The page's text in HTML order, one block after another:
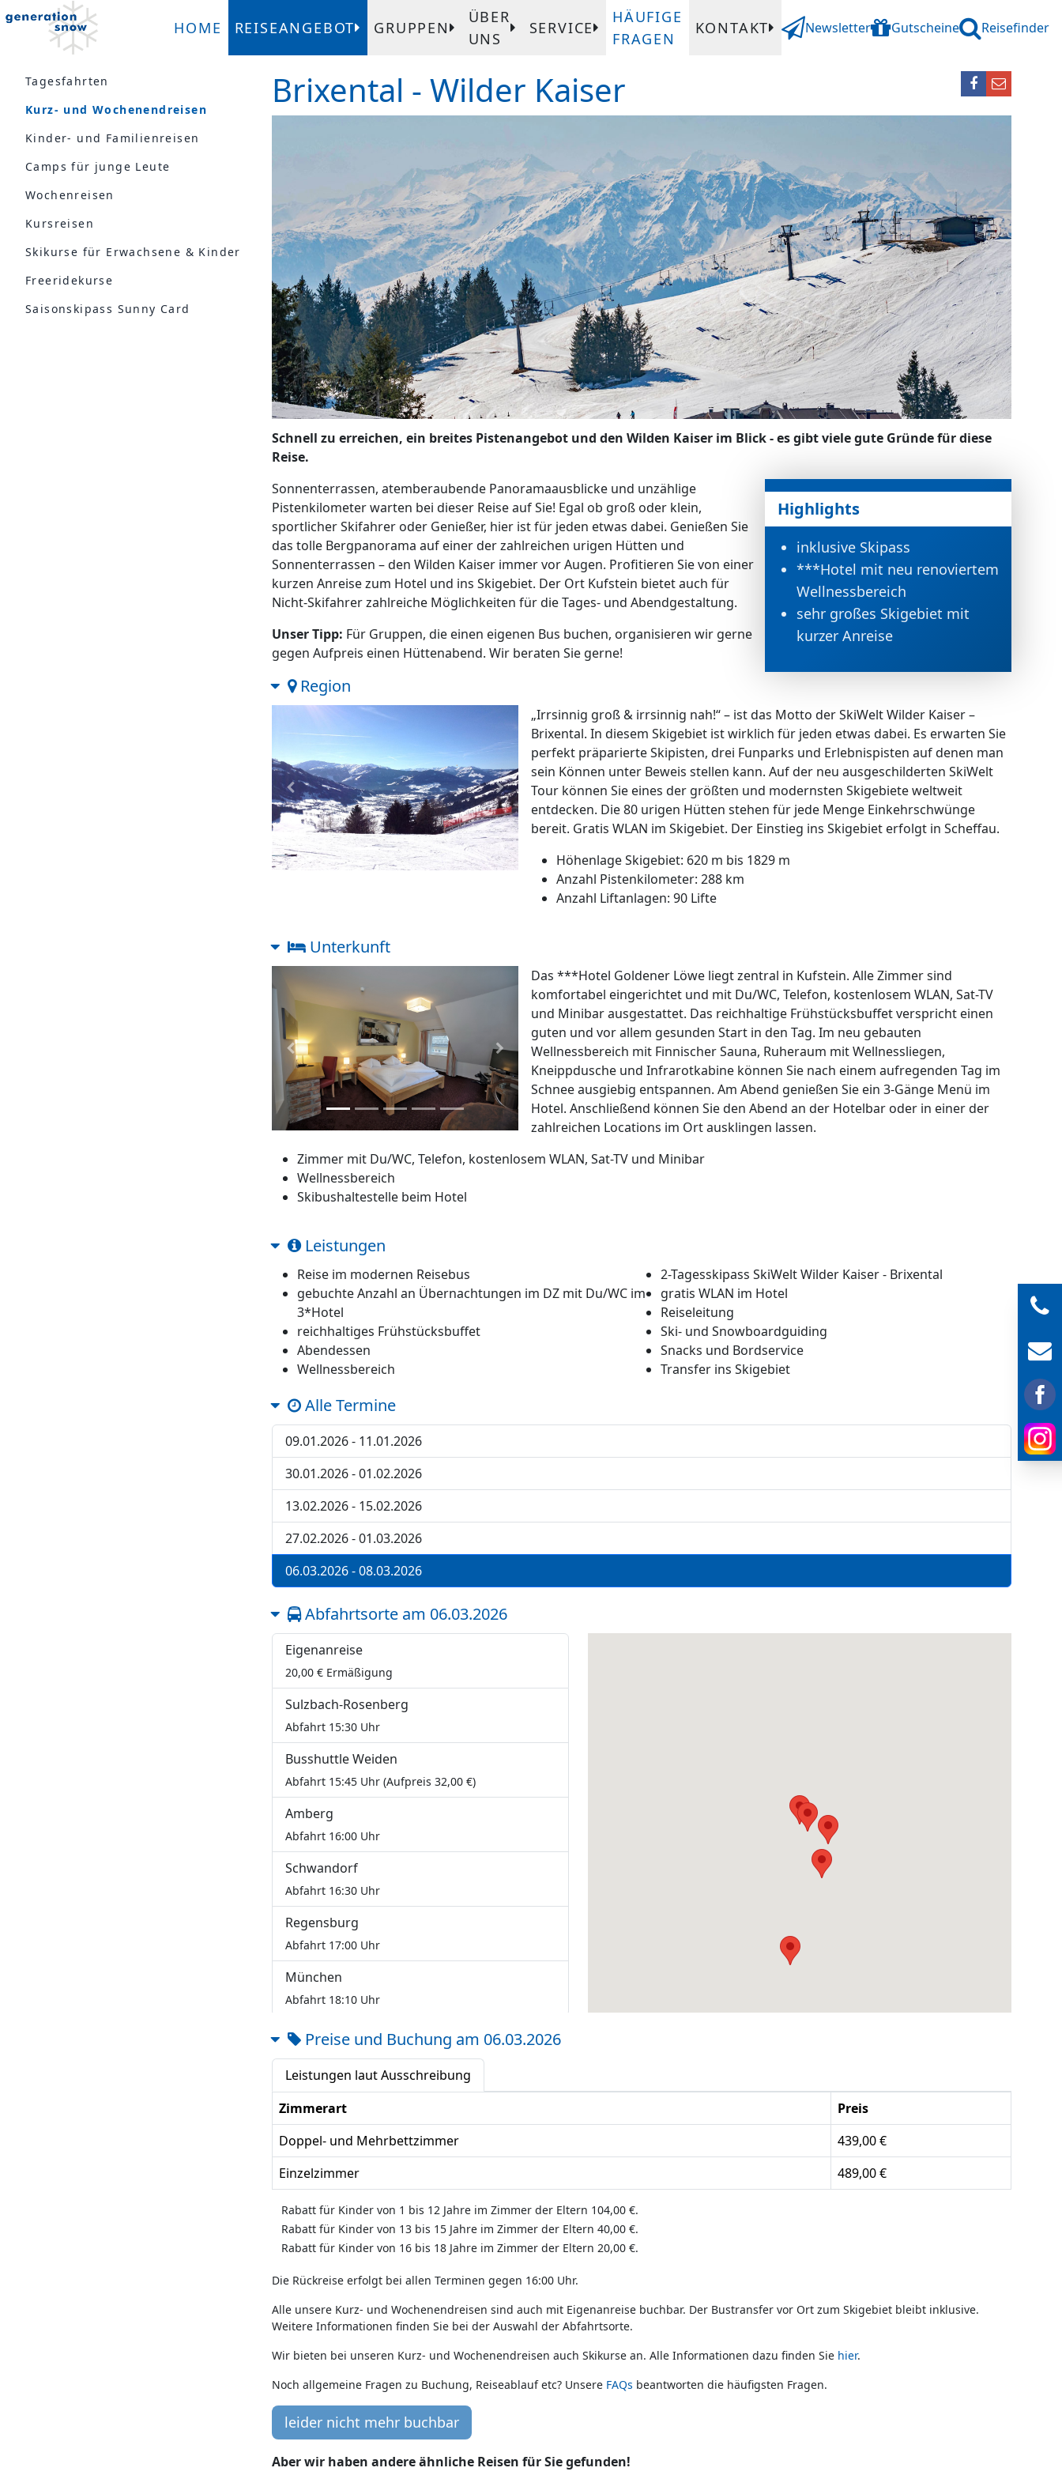
HOME REISEANGEBOT GRUPPEN
ÜBER
UNS
SERVICE
HÄUFIGE
FRAGEN
KONTAKT Newsletter Gutscheine Reisefinder
Tagesfahrten
Kurz- und Wochenendreisen
Kinder- und Familienreisen
Camps für junge Leute
Wochenreisen
Kursreisen
Skikurse für Erwachsene & Kinder
Freeridekurse
Saisonskipass Sunny Card
Brixental - Wilder Kaiser
Schnell zu erreichen, ein breites Pistenangebot und den Wilden Kaiser im Blick - es gibt viele gute Gründe für diese
Reise.
Highlights
inklusive Skipass
***Hotel mit neu renoviertem
Wellnessbereich
sehr großes Skigebiet mit
kurzer Anreise
Sonnenterrassen, atemberaubende Panoramaausblicke und unzählige
Pistenkilometer warten bei dieser Reise auf Sie! Egal ob groß oder klein,
sportlicher Skifahrer oder Genießer, hier ist für jeden etwas dabei. Genießen Sie
das tolle Bergpanorama auf einer der zahlreichen urigen Hütten und
Sonnenterrassen – den Wilden Kaiser immer vor Augen. Profitieren Sie von einer
kurzen Anreise zum Hotel und ins Skigebiet. Der Ort Kufstein bietet auch für
Nicht-Skifahrer zahlreiche Möglichkeiten für die Tages- und Abendgestaltung.
Unser Tipp: Für Gruppen, die einen eigenen Bus buchen, organisieren wir gerne
gegen Aufpreis einen Hüttenabend. Wir beraten Sie gerne!
Region
Vorheriges Bild Nächstes Bild
„Irrsinnig groß & irrsinnig nah!“ – ist das Motto der SkiWelt Wilder Kaiser –
Brixental. In diesem Skigebiet ist wirklich für jeden etwas dabei. Es erwarten Sie
perfekt präparierte Skipisten, drei Funparks und Erlebnispisten auf denen man
sein Können unter Beweis stellen kann. Auf der neu ausgeschilderten SkiWelt
Tour können Sie eines der größten und modernsten Skigebiete weltweit
entdecken. Die 80 urigen Hütten stehen für jede Menge Einkehrschwünge
bereit. Gratis WLAN im Skigebiet. Der Einstieg ins Skigebiet erfolgt in Scheffau.
Höhenlage Skigebiet: 620 m bis 1829 m
Anzahl Pistenkilometer: 288 km
Anzahl Liftanlagen: 90 Lifte
Unterkunft
Vorheriges Bild Nächstes Bild
Das ***Hotel Goldener Löwe liegt zentral in Kufstein. Alle Zimmer sind
komfortabel eingerichtet und mit Du/WC, Telefon, kostenlosem WLAN, Sat-TV
und Minibar ausgestattet. Das reichhaltige Frühstücksbuffet verspricht einen
guten und vor allem gesunden Start in den Tag. Im neu gebauten
Wellnessbereich mit Finnischer Sauna, Ruheraum mit Wellnessliegen,
Kneippdusche und Infrarotkabine können Sie nach einem aufregenden Tag im
Schnee ausgiebig entspannen. Am Abend genießen Sie ein 3-Gänge Menü im
Hotel. Anschließend können Sie den Abend an der Hotelbar oder in einer der
zahlreichen Locations im Ort ausklingen lassen.
Zimmer mit Du/WC, Telefon, kostenlosem WLAN, Sat-TV und Minibar
Wellnessbereich
Skibushaltestelle beim Hotel
Leistungen
Reise im modernen Reisebus
gebuchte Anzahl an Übernachtungen im DZ mit Du/WC im
3*Hotel
reichhaltiges Frühstücksbuffet
Abendessen
Wellnessbereich
2-Tagesskipass SkiWelt Wilder Kaiser - Brixental
gratis WLAN im Hotel
Reiseleitung
Ski- und Snowboardguiding
Snacks und Bordservice
Transfer ins Skigebiet
Alle Termine
09.01.2026 - 11.01.2026
30.01.2026 - 01.02.2026
13.02.2026 - 15.02.2026
27.02.2026 - 01.03.2026
06.03.2026 - 08.03.2026
Abfahrtsorte am 06.03.2026
Eigenanreise
20,00 € Ermäßigung
Sulzbach-Rosenberg
Abfahrt 15:30 Uhr
Busshuttle Weiden
Abfahrt 15:45 Uhr (Aufpreis 32,00 €)
Amberg
Abfahrt 16:00 Uhr
Schwandorf
Abfahrt 16:30 Uhr
Regensburg
Abfahrt 17:00 Uhr
München
Abfahrt 18:10 Uhr
Preise und Buchung am 06.03.2026
Leistungen laut Ausschreibung
Zimmerart
Preis
Doppel- und Mehrbettzimmer
439,00 €
Einzelzimmer
489,00 €
Rabatt für Kinder von 1 bis 12 Jahre im Zimmer der Eltern 104,00 €.
Rabatt für Kinder von 13 bis 15 Jahre im Zimmer der Eltern 40,00 €.
Rabatt für Kinder von 16 bis 18 Jahre im Zimmer der Eltern 20,00 €.
Die Rückreise erfolgt bei allen Terminen gegen 16:00 Uhr.
Alle unsere Kurz- und Wochenendreisen sind auch mit Eigenanreise buchbar. Der Bustransfer vor Ort zum Skigebiet bleibt inklusive.
Weitere Informationen finden Sie bei der Auswahl der Abfahrtsorte.
Wir bieten bei unseren Kurz- und Wochenendreisen auch Skikurse an. Alle Informationen dazu finden Sie hier.
Noch allgemeine Fragen zu Buchung, Reiseablauf etc? Unsere FAQs beantworten die häufigsten Fragen.
leider nicht mehr buchbar
Aber wir haben andere ähnliche Reisen für Sie gefunden!